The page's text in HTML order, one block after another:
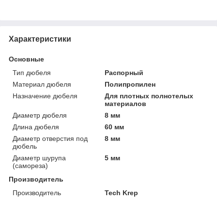
Характеристики
Основные
Тип дюбеля
Распорный
Материал дюбеля
Полипропилен
Назначение дюбеля
Для плотных полнотелых
материалов
Диаметр дюбеля
8 мм
Длина дюбеля
60 мм
Диаметр отверстия под
дюбель
8 мм
Диаметр шурупа
(самореза)
5 мм
Производитель
Производитель
Tech Krep